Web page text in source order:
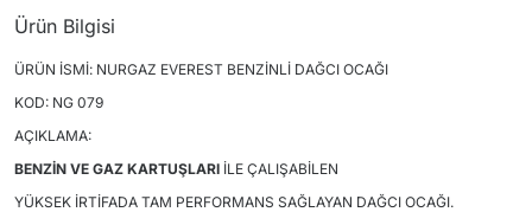
Ürün Bilgisi
ÜRÜN İSMİ: NURGAZ EVEREST BENZİNLİ DAĞCI OCAĞI
KOD: NG 079
AÇIKLAMA:
BENZİN VE GAZ KARTUŞLARI İLE ÇALIŞABİLEN
YÜKSEK İRTİFADA TAM PERFORMANS SAĞLAYAN DAĞCI OCAĞI.